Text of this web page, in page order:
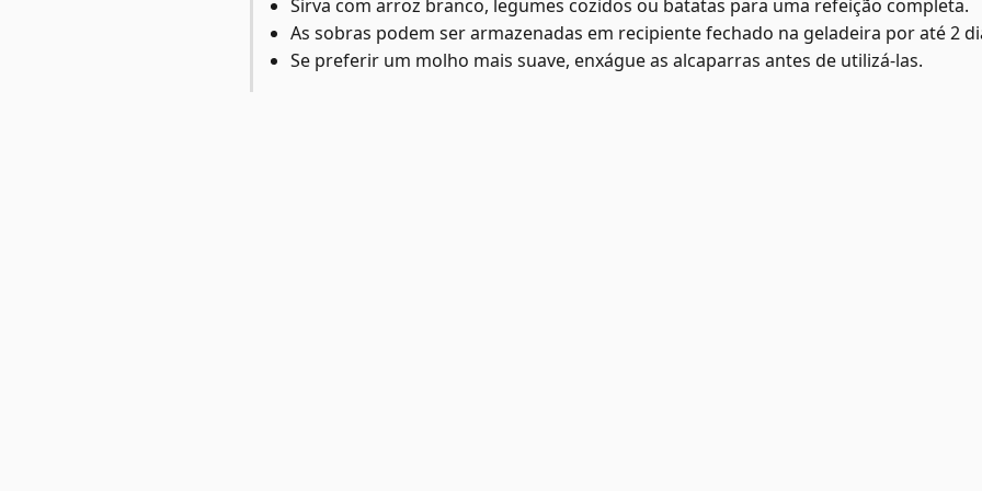
Sirva com arroz branco, legumes cozidos ou batatas para uma refeição completa.
As sobras podem ser armazenadas em recipiente fechado na geladeira por até 2
Se preferir um molho mais suave, enxágue as alcaparras antes de utilizá-las.